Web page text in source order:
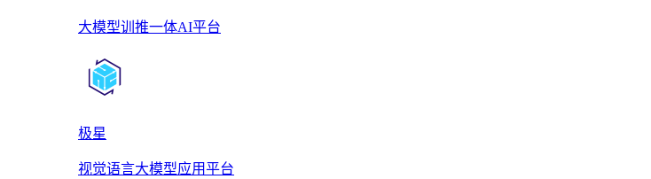
大模型训推一体AI平台
极星
视觉语言大模型应用平台